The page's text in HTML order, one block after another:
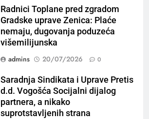
Radnici Toplane pred zgradom
Gradske uprave Zenica: Plaće
nemaju, dugovanja poduzeća
višemilijunska
admins
20/07/2026 0
Saradnja Sindikata i Uprave Pretis
d.d. Vogošća Socijalni dijalog
partnera, a nikako
suprotstavljenih strana